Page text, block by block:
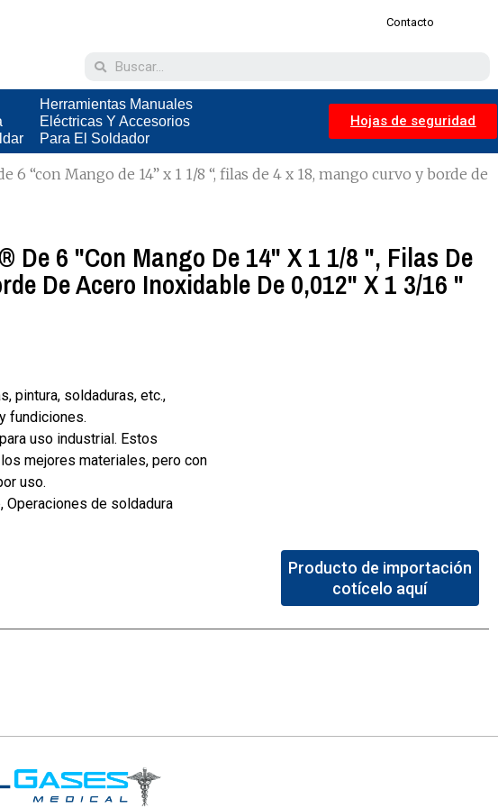
Contacto
Herramientas Manuales
Eléctricas Y Accesorios
Para El Soldador
Hojas de seguridad
“con Mango de 14” x 1 1/8 “, filas de 4 x 18, mango curvo y borde de
De 6 "con Mango De 14" X 1 1/8 ", Filas De
De Acero Inoxidable De 0,012" X 1 3/16 "
pintura, soldaduras, etc.,
fundiciones.
uso industrial. Estos
mejores materiales, pero con
uso.
Operaciones de soldadura
Producto de importación
cotícelo aquí